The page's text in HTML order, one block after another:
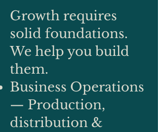
Growth requires
solid foundations.
We help you build
them.
Business Operations
— Production,
distribution &